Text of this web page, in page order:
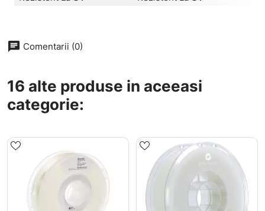
chat Comentarii (0)
16 alte produse in aceeasi
categorie: